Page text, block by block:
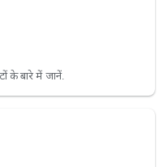
के बारे में जानें.